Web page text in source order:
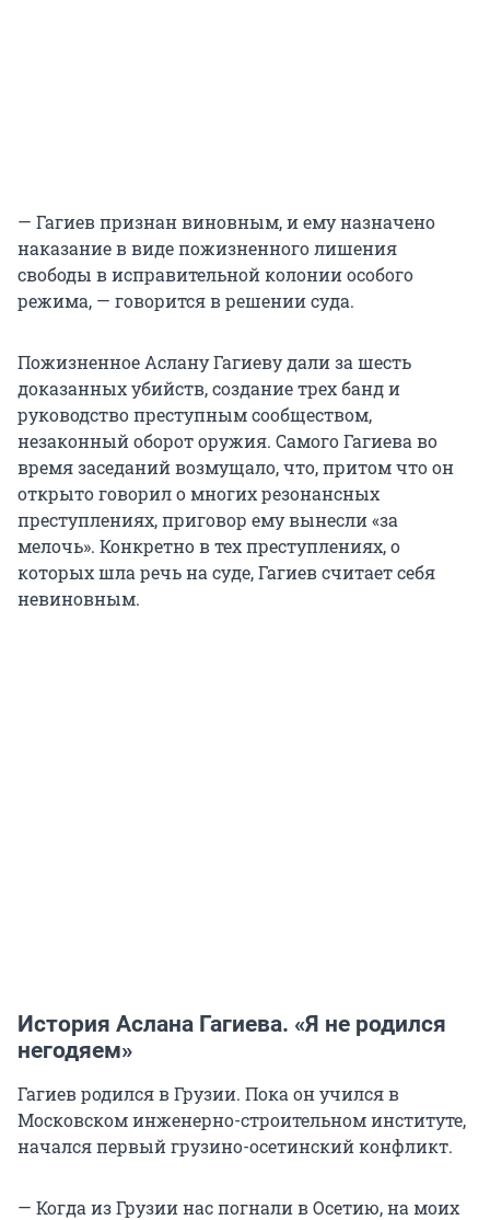
— Гагиев признан виновным, и ему назначено
наказание в виде пожизненного лишения
свободы в исправительной колонии особого
режима, — говорится в решении суда.
Пожизненное Аслану Гагиеву дали за шесть
доказанных убийств, создание трех банд и
руководство преступным сообществом,
незаконный оборот оружия. Самого Гагиева во
время заседаний возмущало, что, притом что он
открыто говорил о многих резонансных
преступлениях, приговор ему вынесли «за
мелочь». Конкретно в тех преступлениях, о
которых шла речь на суде, Гагиев считает себя
невиновным.
История Аслана Гагиева. «Я не родился
негодяем»
Гагиев родился в Грузии. Пока он учился в
Московском инженерно-строительном институте,
начался первый грузино-осетинский конфликт.
— Когда из Грузии нас погнали в Осетию, на моих